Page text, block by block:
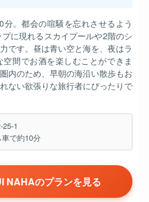
。都会の喧騒を忘れさせるよう
に現れるスカイプールや2階のシ
です。昼は青い空と海を、夜はラ
間でお酒を楽しむことができま
内のため、早朝の海沿い散歩もお
ない欲張りな旅行者にぴったりで
1
で約10分
NAHAのプランを見る